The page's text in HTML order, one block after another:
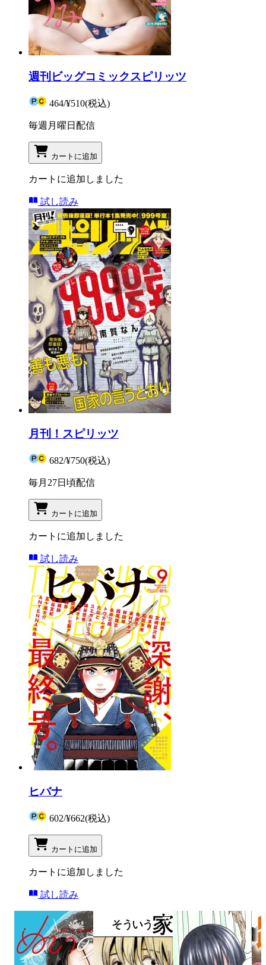
週刊ビッグコミックスピリッツ
464/¥510(税込)
毎週月曜日配信
カートに追加
カートに追加しました
試し読み
月刊！スピリッツ
682/¥750(税込)
毎月27日頃配信
カートに追加
カートに追加しました
試し読み
ヒバナ
602/¥662(税込)
カートに追加
カートに追加しました
試し読み